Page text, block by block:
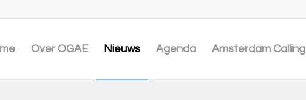
Over OGAE Nieuws Agenda Amsterdam Calling